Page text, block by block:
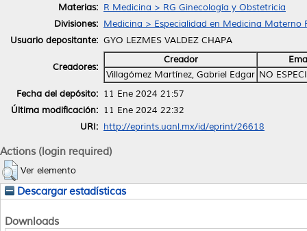
Materias: R Medicina > RG Ginecología y Obstetricia
Divisiones: Medicina > Especialidad en Medicina Materno
Usuario depositante: GYO LEZMES VALDEZ CHAPA
Creadores:
Creador
Villagómez Martínez, Gabriel Edgar NO
Fecha del depósito: 11 Ene 2024 21:57
Última modificación: 11 Ene 2024 22:32
URI: http://eprints.uanl.mx/id/eprint/26618
Actions (login required)
Ver elemento
Descargar estadísticas
Downloads